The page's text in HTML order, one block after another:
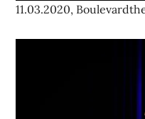
11.03.2020,